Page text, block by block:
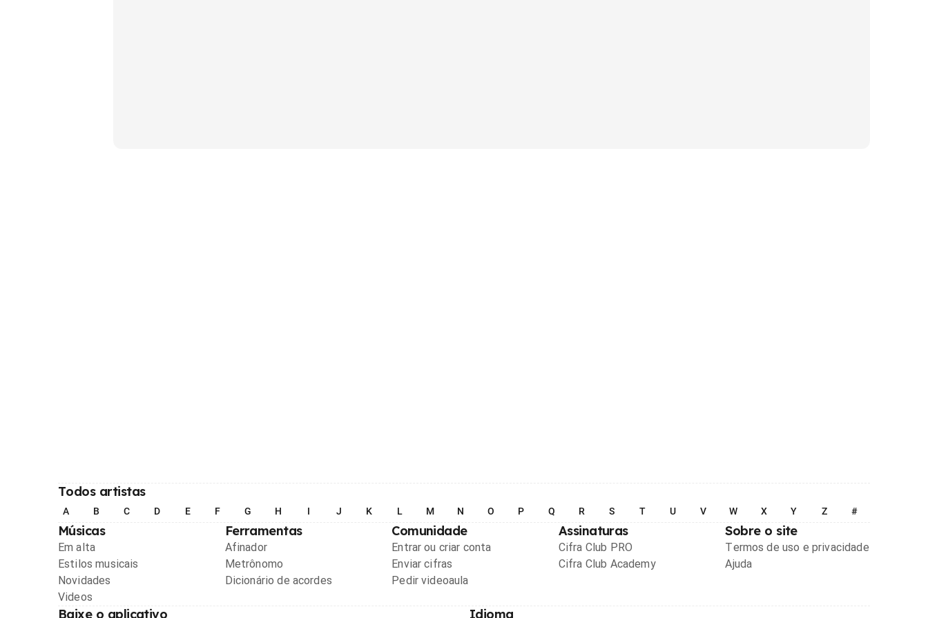
Todos artistas
A B C D E F G H I J K L M N O P Q R S T U V W X Y Z #
Músicas
Em alta
Estilos musicais
Novidades
Videos
Ferramentas
Afinador
Metrônomo
Dicionário de acordes
Comunidade
Entrar ou criar conta
Enviar cifras
Pedir videoaula
Assinaturas
Cifra Club PRO
Cifra Club Academy
Sobre o site
Termos de uso e privacidade
Ajuda
Baixe o aplicativo Idioma